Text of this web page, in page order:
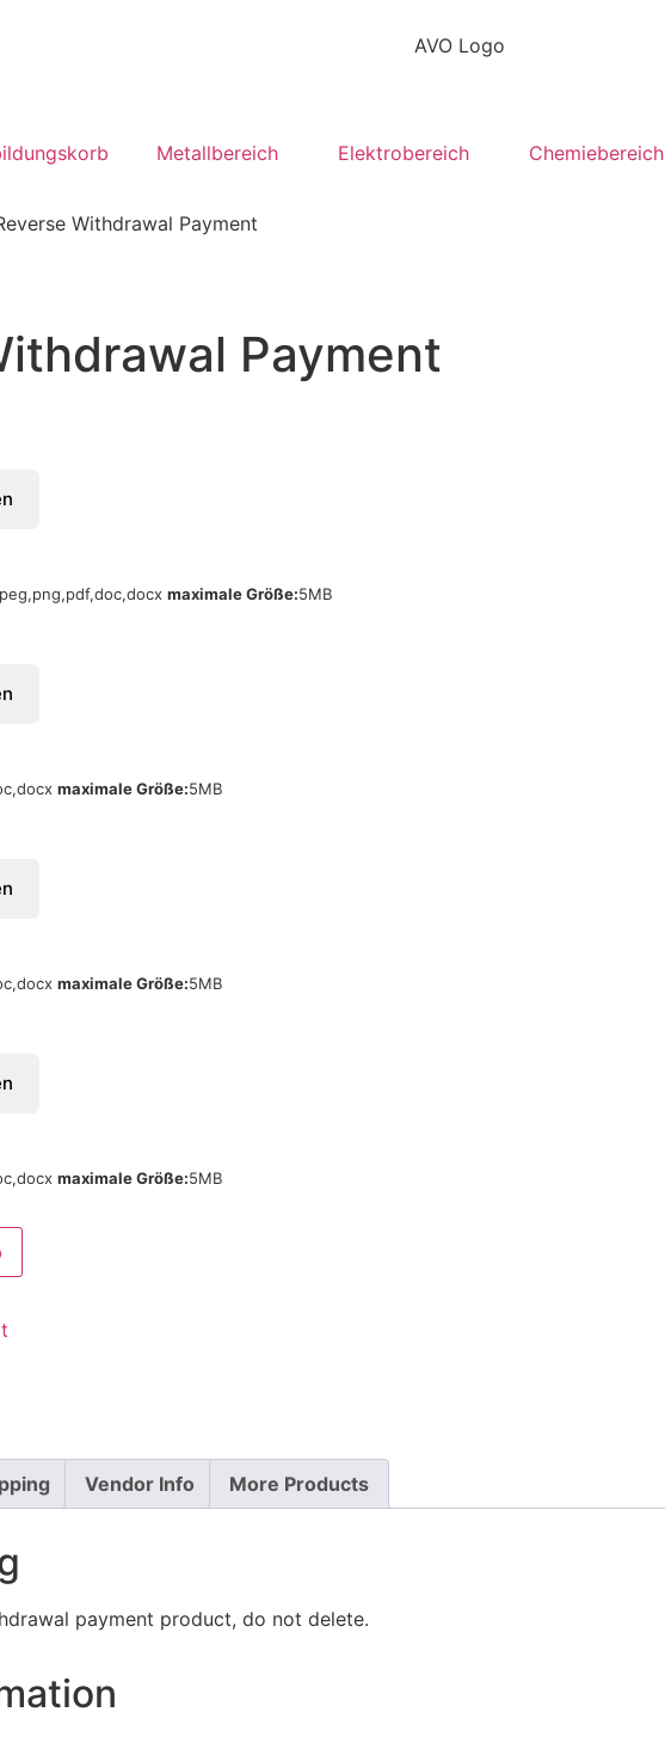
Metallbereich Elektrobereich Chemiebereich
Withdrawal Payment
Payment
maximale Größe:5MB
maximale Größe:5MB
maximale Größe:5MB
maximale Größe:5MB
Vendor Info More Products
payment product, do not delete.